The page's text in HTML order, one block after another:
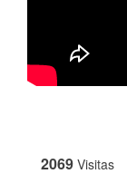
2069 Visitas